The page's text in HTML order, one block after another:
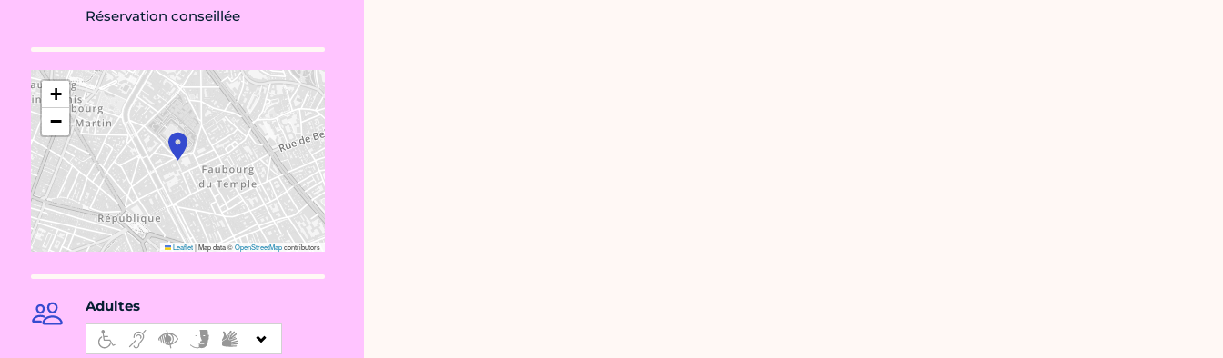
Réservation conseillée
+
−
Leaflet|Map data ©OpenStreetMapcontributors
Adultes